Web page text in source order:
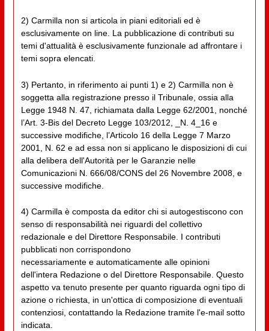
2) Carmilla non si articola in piani editoriali ed è
esclusivamente on line. La pubblicazione di contributi su
temi d'attualità è esclusivamente funzionale ad affrontare i
temi sopra elencati.
3) Pertanto, in riferimento ai punti 1) e 2) Carmilla non è
soggetta alla registrazione presso il Tribunale, ossia alla
Legge 1948 N. 47, richiamata dalla Legge 62/2001, nonché
l’Art. 3-Bis del Decreto Legge 103/2012, _N. 4_16 e
successive modifiche, l’Articolo 16 della Legge 7 Marzo
2001, N. 62 e ad essa non si applicano le disposizioni di cui
alla delibera dell'Autorità per le Garanzie nelle
Comunicazioni N. 666/08/CONS del 26 Novembre 2008, e
successive modifiche.
4) Carmilla è composta da editor chi si autogestiscono con
senso di responsabilità nei riguardi del collettivo
redazionale e del Direttore Responsabile. I contributi
pubblicati non corrispondono
necessariamente e automaticamente alle opinioni
dell'intera Redazione o del Direttore Responsabile. Questo
aspetto va tenuto presente per quanto riguarda ogni tipo di
azione o richiesta, in un'ottica di composizione di eventuali
contenziosi, contattando la Redazione tramite l'e-mail sotto
indicata.